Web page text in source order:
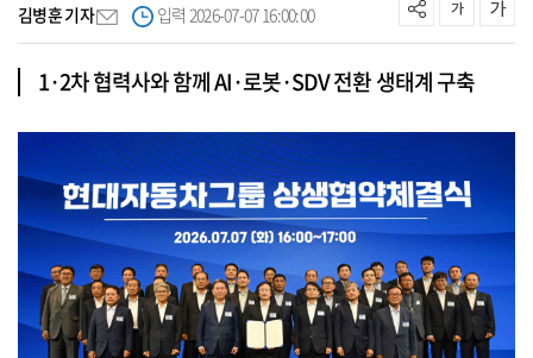
김병훈 기자 입력 2026-07-07 16:00:00
1·2차 협력사와 함께 AI·로봇·SDV 전환 생태계 구축